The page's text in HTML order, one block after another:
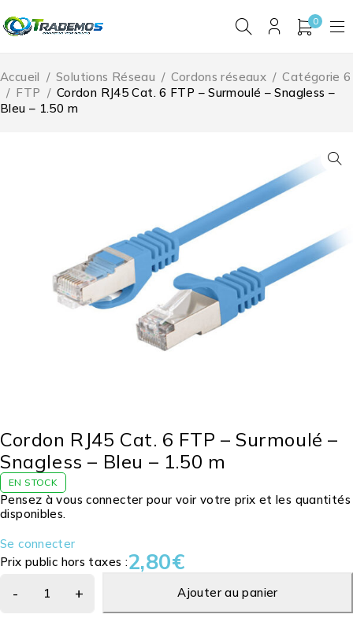
0
Accueil / Solutions Réseau / Cordons réseaux / Catégorie 6
/ FTP / Cordon RJ45 Cat. 6 FTP – Surmoulé – Snagless –
Bleu – 1.50 m
Cordon RJ45 Cat. 6 FTP – Surmoulé –
Snagless – Bleu – 1.50 m
EN STOCK
Pensez à vous connecter pour voir votre prix et les quantités
disponibles.
Se connecter
Prix public hors taxes :2,80€
Ajouter au panier